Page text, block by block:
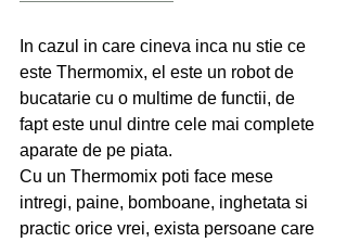
In cazul in care cineva inca nu stie ce
este Thermomix, el este un robot de
bucatarie cu o multime de functii, de
fapt este unul dintre cele mai complete
aparate de pe piata.
Cu un Thermomix poti face mese
intregi, paine, bomboane, inghetata si
practic orice vrei, exista persoane care